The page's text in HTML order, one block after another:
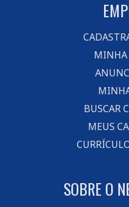
MINHA
BUSCAR
MEUS
SOBRE O